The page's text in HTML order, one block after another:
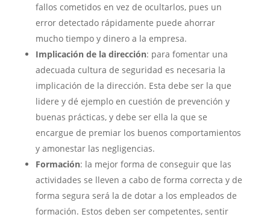
fallos cometidos en vez de ocultarlos, pues un
error detectado rápidamente puede ahorrar
mucho tiempo y dinero a la empresa.
Implicación de la dirección: para fomentar una
adecuada cultura de seguridad es necesaria la
implicación de la dirección. Esta debe ser la que
lidere y dé ejemplo en cuestión de prevención y
buenas prácticas, y debe ser ella la que se
encargue de premiar los buenos comportamientos
y amonestar las negligencias.
Formación: la mejor forma de conseguir que las
actividades se lleven a cabo de forma correcta y de
forma segura será la de dotar a los empleados de
formación. Estos deben ser competentes, sentir